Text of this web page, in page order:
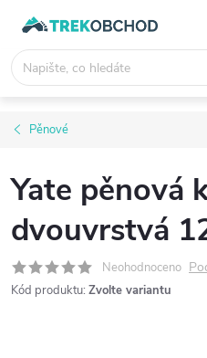
obsah
Pěnové
Yate pěnová
dvouvrstvá
Neohodnoceno
Kód produktu: Zvolte variantu